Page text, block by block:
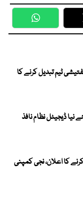
WhatsApp
ٹیم تبدیل کرنے کا
نیا ڈیجیٹل نظام نافذ
سے بند کرنے کا اعلان، نجی کمپنی